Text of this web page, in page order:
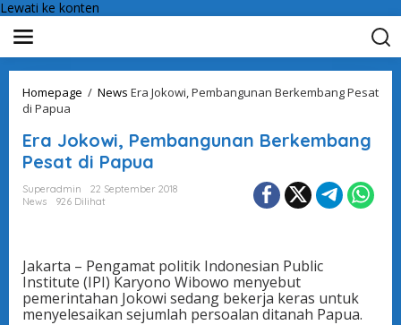
Lewati ke konten
Homepage / News Era Jokowi, Pembangunan Berkembang Pesat
di Papua
Era Jokowi, Pembangunan Berkembang
Pesat di Papua
Superadmin
22 September 2018
News
926 Dilihat
Jakarta – Pengamat politik Indonesian Public
Institute (IPI) Karyono Wibowo menyebut
pemerintahan Jokowi sedang bekerja keras untuk
menyelesaikan sejumlah persoalan ditanah Papua.